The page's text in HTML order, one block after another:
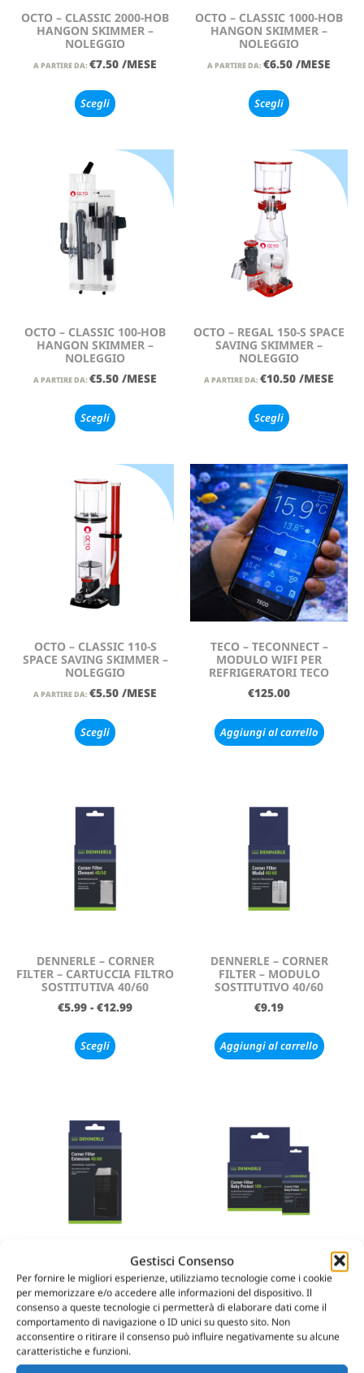
Gestisci Consenso
Per fornire le migliori esperienze, utilizziamo tecnologie come i cookie
per memorizzare e/o accedere alle informazioni del dispositivo. Il
consenso a queste tecnologie ci permetterà di elaborare dati come il
comportamento di navigazione o ID unici su questo sito. Non
acconsentire o ritirare il consenso può influire negativamente su alcune
caratteristiche e funzioni.
OCTO – CLASSIC 2000-HOB
HANGON SKIMMER –
NOLEGGIO
A PARTIRE DA: €7.50 /MESE
Scegli
OCTO – CLASSIC 1000-HOB
HANGON SKIMMER –
NOLEGGIO
A PARTIRE DA: €6.50 /MESE
Scegli
OCTO – CLASSIC 100-HOB
HANGON SKIMMER –
NOLEGGIO
A PARTIRE DA: €5.50 /MESE
Scegli
OCTO – REGAL 150-S SPACE
SAVING SKIMMER –
NOLEGGIO
A PARTIRE DA: €10.50 /MESE
Scegli
OCTO – CLASSIC 110-S
SPACE SAVING SKIMMER –
NOLEGGIO
A PARTIRE DA: €5.50 /MESE
Scegli
TECO – TECONNECT –
MODULO WIFI PER
REFRIGERATORI TECO
€125.00
Aggiungi al carrello
DENNERLE – CORNER
FILTER – CARTUCCIA FILTRO
SOSTITUTIVA 40/60
€5.99 - €12.99
Scegli
DENNERLE – CORNER
FILTER – MODULO
SOSTITUTIVO 40/60
€9.19
Aggiungi al carrello
DENNERLE – CORNER
FILTER – EXTENSION 40/60
€9.19
Aggiungi al carrello
DENNERLE – CORNER
FILTER – BABY PROTECT
€6.98 - €12.90